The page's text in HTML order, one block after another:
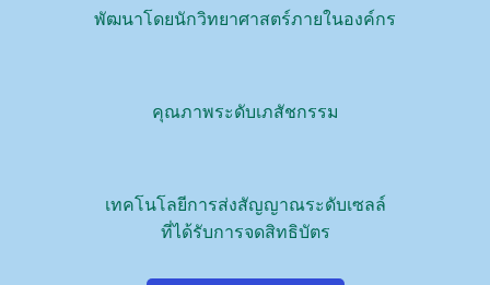
พัฒนาโดยนักวิทยาศาสตร์ภายในองค์กร
คุณภาพระดับเภสัชกรรม
เทคโนโลยีการส่งสัญญาณระดับเซลล์
ที่ได้รับการจดสิทธิบัตร